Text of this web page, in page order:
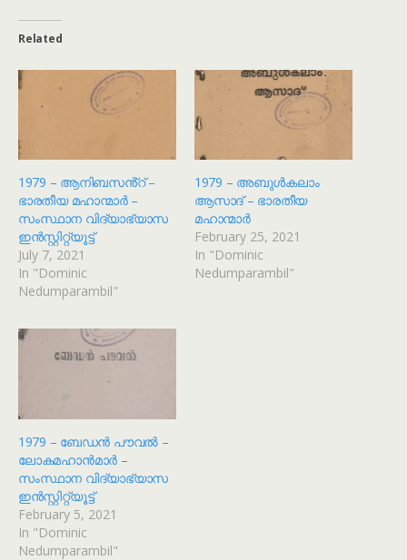
Related
1979 – ആനിബസൻ്റ് –
ഭാരതീയ മഹാന്മാർ –
സംസ്ഥാന വിദ്യാഭ്യാസ
ഇൻസ്റ്റിറ്റ്യൂട്ട്
July 7, 2021
In "Dominic
Nedumparambil"
1979 – അബുൾകലാം
ആസാദ് – ഭാരതീയ
മഹാന്മാർ
February 25, 2021
In "Dominic
Nedumparambil"
1979 – ബേഡൻ പൗവൽ –
ലോകമഹാൻമാർ –
സംസ്ഥാന വിദ്യാഭ്യാസ
ഇൻസ്റ്റിറ്റ്യൂട്ട്
February 5, 2021
In "Dominic
Nedumparambil"